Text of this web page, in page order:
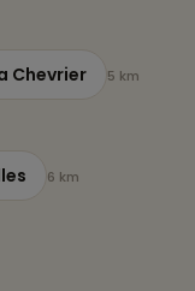
Chevrier 5 km
6 km